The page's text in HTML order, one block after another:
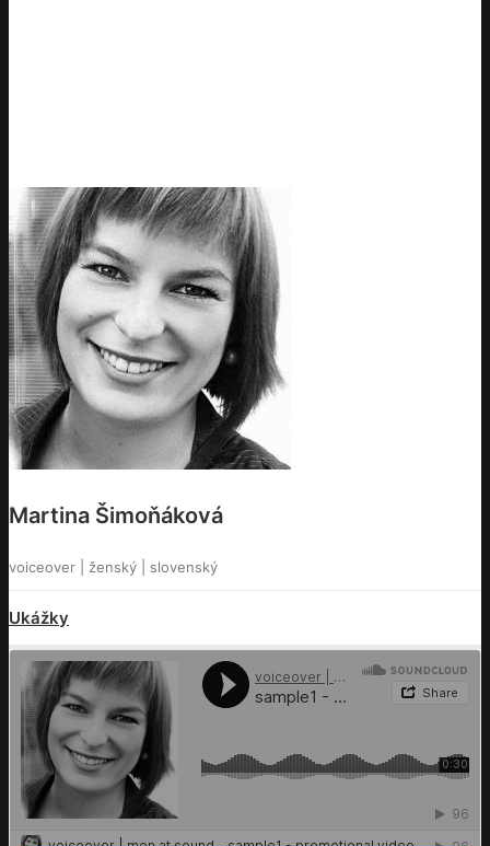
Martina Šimoňáková
voiceover | ženský | slovenský
Ukážky